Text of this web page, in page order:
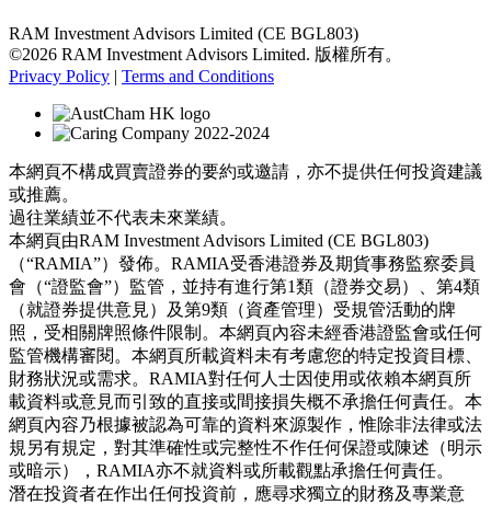
RAM Investment Advisors Limited (CE BGL803)
©2026 RAM Investment Advisors Limited. 版權所有。
Privacy Policy | Terms and Conditions
本網頁不構成買賣證券的要約或邀請，亦不提供任何投資建議
或推薦。
過往業績並不代表未來業績。
本網頁由RAM Investment Advisors Limited (CE BGL803)
（“RAMIA”）發佈。RAMIA受香港證券及期貨事務監察委員
會（“證監會”）監管，並持有進行第1類（證券交易）、第4類
（就證券提供意見）及第9類（資產管理）受規管活動的牌
照，受相關牌照條件限制。本網頁內容未經香港證監會或任何
監管機構審閱。本網頁所載資料未有考慮您的特定投資目標、
財務狀況或需求。RAMIA對任何人士因使用或依賴本網頁所
載資料或意見而引致的直接或間接損失概不承擔任何責任。本
網頁內容乃根據被認為可靠的資料來源製作，惟除非法律或法
規另有規定，對其準確性或完整性不作任何保證或陳述（明示
或暗示），RAMIA亦不就資料或所載觀點承擔任何責任。
潛在投資者在作出任何投資前，應尋求獨立的財務及專業意